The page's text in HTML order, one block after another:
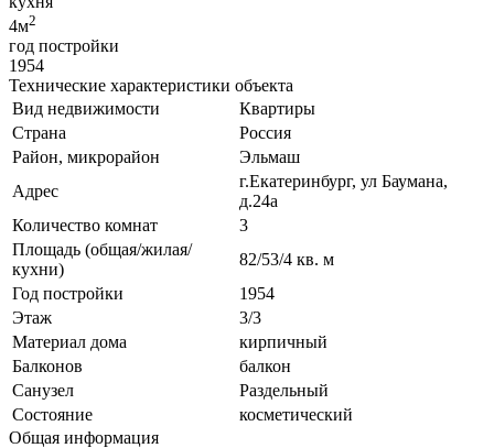
4м2
год постройки
1954
Технические характеристики объекта
Вид недвижимости
Квартиры
Страна
Россия
Район, микрорайон
Эльмаш
Адрес
г.Екатеринбург, ул Баумана,
д.24а
Количество комнат
3
Площадь (общая/жилая/
кухни)
82/53/4 кв. м
Год постройки
1954
Этаж
3/3
Материал дома
кирпичный
Балконов
балкон
Санузел
Раздельный
Состояние
косметический
Общая информация